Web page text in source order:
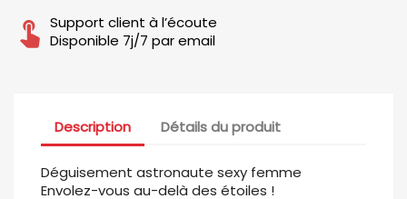
Support client à l’écoute
Disponible 7j/7 par email
Description Détails du produit
Déguisement astronaute sexy femme
Envolez-vous au-delà des étoiles !